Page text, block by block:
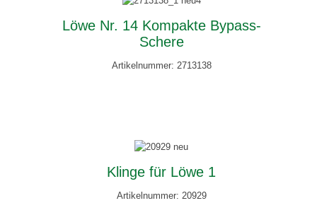
Löwe Nr. 14 Kompakte Bypass-
Schere
Artikelnummer: 2713138
Klinge für Löwe 1
Artikelnummer: 20929